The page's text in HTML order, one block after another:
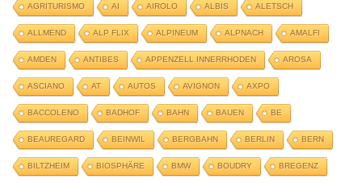
AGRITURISMO AI AIROLO ALBIS ALETSCH
ALLMEND ALP FLIX ALPINEUM ALPNACH AMALFI
AMDEN ANTIBES APPENZELL INNERRHODEN AROSA
ASCIANO AT AUTOS AVIGNON AXPO
BACCOLENO BADHOF BAHN BAUEN BE
BEAUREGARD BEINWIL BERGBAHN BERLIN BERN
BILTZHEIM BIOSPHÄRE BMW BOUDRY BREGENZ